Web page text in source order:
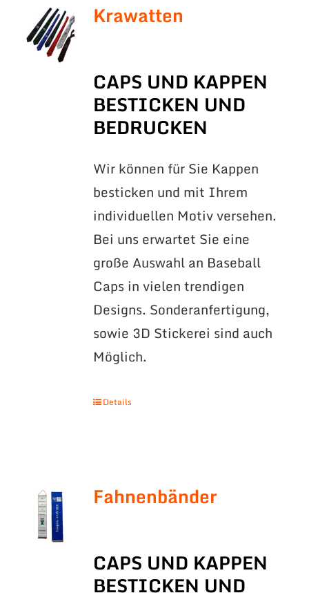
Krawatten
CAPS UND KAPPEN
BESTICKEN UND
BEDRUCKEN
Wir können für Sie Kappen
besticken und mit Ihrem
individuellen Motiv versehen.
Bei uns erwartet Sie eine
große Auswahl an Baseball
Caps in vielen trendigen
Designs. Sonderanfertigung,
sowie 3D Stickerei sind auch
Möglich.
Details
Fahnenbänder
CAPS UND KAPPEN
BESTICKEN UND